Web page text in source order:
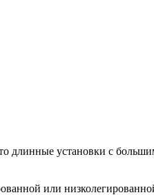
длинные установки с
или